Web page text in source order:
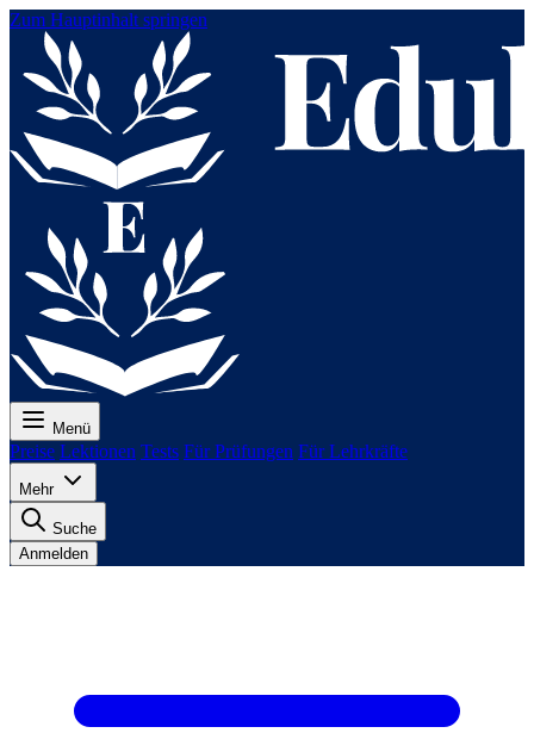
Zum Hauptinhalt springen
Menü
Preise Lektionen Tests Für Prüfungen Für Lehrkräfte
Mehr
Suche
Anmelden